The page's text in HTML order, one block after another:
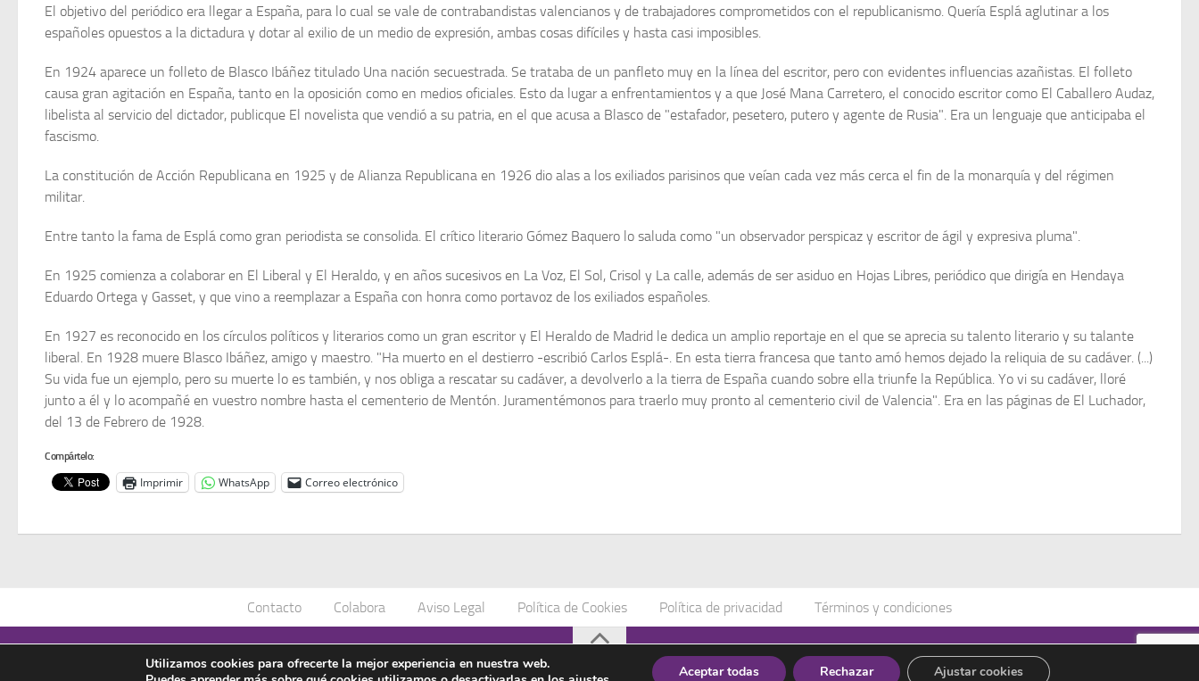
El objetivo del periódico era llegar a España, para lo cual se vale de contrabandistas valencianos y de trabajadores comprometidos con el republicanismo. Quería Esplá agluti­nar a los
españoles opuestos a la dictadura y dotar al exilio de un medio de expresión, ambas cosas difíciles y hasta casi imposibles.
En 1924 aparece un folleto de Blasco Ibáñez titulado Una nación secuestrada. Se trataba de un panfleto muy en la línea del escritor, pero con evidentes influencias azañistas. El folleto
cau­sa gran agitación en España, tanto en la oposición como en medios oficiales. Esto da lugar a enfrentamientos y a que José Mana Carretero, el conocido escritor como El Caballero Audaz,
libelista al servicio del dictador, publicque El novelista que ven­dió a su patria, en el que acusa a Blasco de "estafador, pesetero, putero y agente de Rusia". Era un lenguaje que anticipaba el
fascismo.
La constitución de Acción Republicana en 1925 y de Alianza Republicana en 1926 dio alas a los exiliados parisinos que veían cada vez más cerca el fin de la monarquía y del régimen
militar.
Entre tanto la fama de Esplá como gran periodista se consoli­da. El crítico literario Gómez Baquero lo saluda como "un observador perspicaz y escritor de ágil y expresiva pluma".
En 1925 comienza a colaborar en El Liberal y El Heraldo, y en años sucesivos en La Voz, El Sol, Crisol y La calle, además de ser asiduo en Hojas Libres, periódico que dirigía en Hendaya
Eduardo Ortega y Gasset, y que vino a reemplazar a España con honra como portavoz de los exiliados españoles.
En 1927 es reconocido en los círculos políticos y literarios como un gran escritor y El Heraldo de Madrid le dedica un amplio reportaje en el que se aprecia su talento literario y su talante
liberal. En 1928 muere Blasco Ibáñez, amigo y maestro. "Ha muerto en el destierro -escribió Carlos Esplá-. En esta tie­rra francesa que tanto amó hemos dejado la reliquia de su cadá­ver. (...)
Su vida fue un ejemplo, pero su muerte lo es también, y nos obliga a rescatar su cadáver, a devolverlo a la tierra de España cuando sobre ella triunfe la República. Yo vi su cadáver, lloré
junto a él y lo acompañé en vuestro nombre hasta el cementerio de Mentón. Juramentémonos para traerlo muy pron­to al cementerio civil de Valencia". Era en las páginas de El Luchador,
del 13 de Febrero de 1928.
Compártelo:
Imprimir WhatsApp Correo electrónico
Contacto Colabora Aviso Legal Política de Cookies Política de privacidad Términos y condiciones
Asociación Manuel Azaña © 2020 - Todos los derechos reservados
Utilizamos cookies para ofrecerte la mejor experiencia en nuestra web.
Aceptar todas Rechazar Ajustar cookies